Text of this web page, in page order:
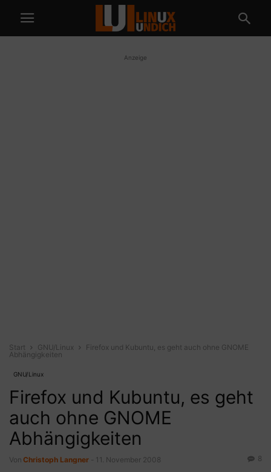
Anzeige
Start GNU/Linux
Firefox und Kubuntu, es geht auch ohne GNOME
Abhängigkeiten
GNU/Linux
Firefox und Kubuntu, es geht
auch ohne GNOME
Abhängigkeiten
Von Christoph Langner 11. November 2008 8